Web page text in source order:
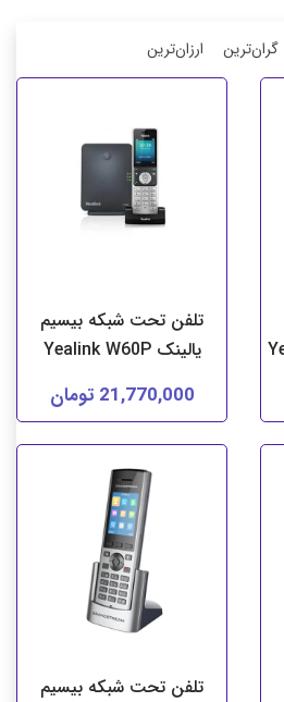
گران‌ترین ارزان‌ترین
تلفن تحت شبکه بیسیم
یالینک Yealink W60P
21,770,000 تومان
تلفن تحت شبکه بیسیم